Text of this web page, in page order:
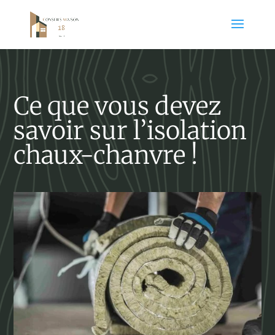
Ce que vous devez
savoir sur l’isolation
chaux-chanvre !